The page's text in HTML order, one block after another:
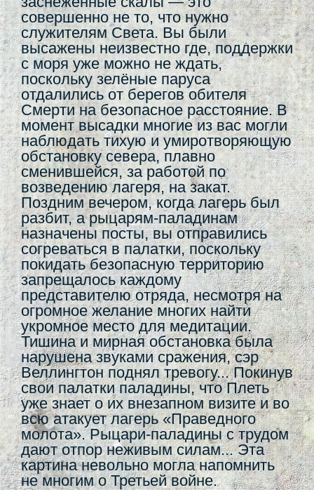
совершенно не то, что нужно
служителям Света. Вы были
высажены неизвестно где, поддержки
с моря уже можно не ждать,
поскольку зелёные паруса
отдалились от берегов обителя
Смерти на безопасное расстояние. В
момент высадки многие из вас могли
наблюдать тихую и умиротворяющую
обстановку севера, плавно
сменившейся, за работой по
возведению лагеря, на закат.
Поздним вечером, когда лагерь был
разбит, а рыцарям-паладинам
назначены посты, вы отправились
согреваться в палатки, поскольку
покидать безопасную территорию
запрещалось каждому
представителю отряда, несмотря на
огромное желание многих найти
укромное место для медитации.
Тишина и мирная обстановка была
нарушена звуками сражения, сэр
Веллингтон поднял тревогу... Покинув
свои палатки паладины, что Плеть
уже знает о их внезапном визите и во
всю атакует лагерь «Праведного
молота». Рыцари-паладины с трудом
дают отпор неживым силам... Эта
картина невольно могла напомнить
не многим о Третьей войне.